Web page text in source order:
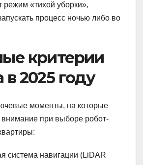
«тихой уборки»,
процесс ночью либо во
критерии
2025 году
моменты, на которые
внимание при выборе робот-
система навигации (LiDAR